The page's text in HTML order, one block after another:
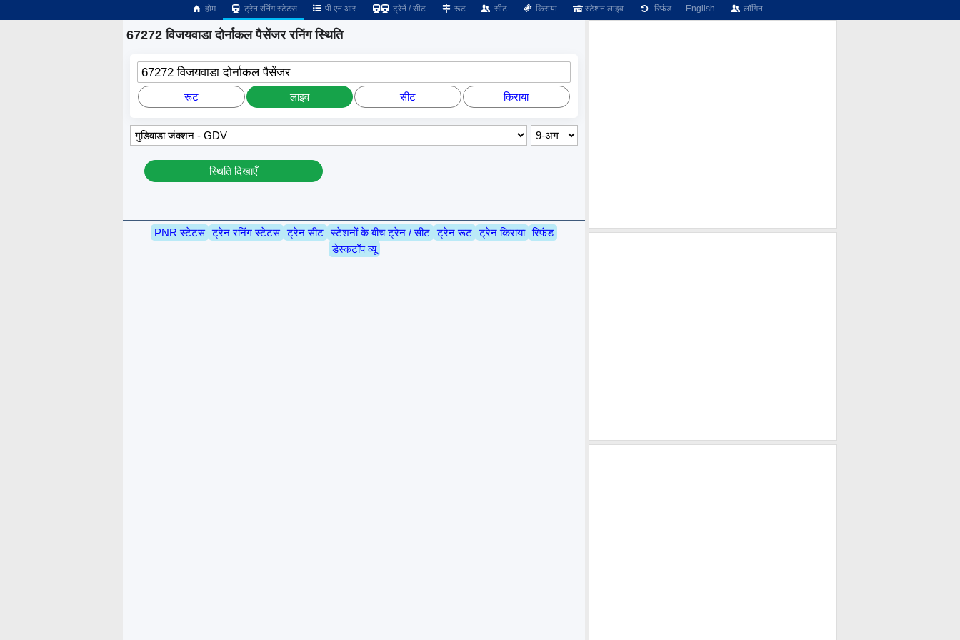
होम ट्रेन रनिंग स्टेटस पी एन आर ट्रेनें / सीट रूट सीट किराया स्टेशन लाइव रिफंड English लॉगिन
67272 विजयवाडा दोर्नाकल पैसेंजर रनिंग स्थिति
67272 विजयवाडा दोर्नाकल पैसेंजर
रूट लाइव सीट किराया
स्थिति दिखाएँ
PNR स्टेटस ट्रेन रनिंग स्टेटस ट्रेन सीट स्टेशनों के बीच ट्रेन / सीट ट्रेन रूट ट्रेन किराया रिफंड
डेस्कटॉप व्यू